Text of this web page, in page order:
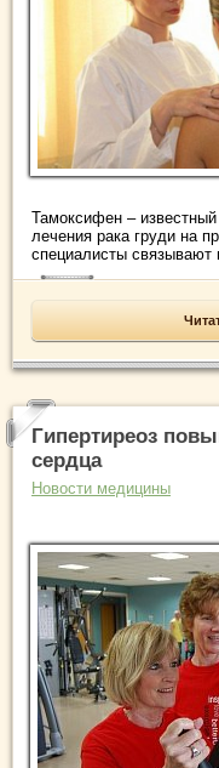
Тамоксифен –
лечения рака груди на
специалисты связывают
Гипертиреоз
сердца
Новости медицины